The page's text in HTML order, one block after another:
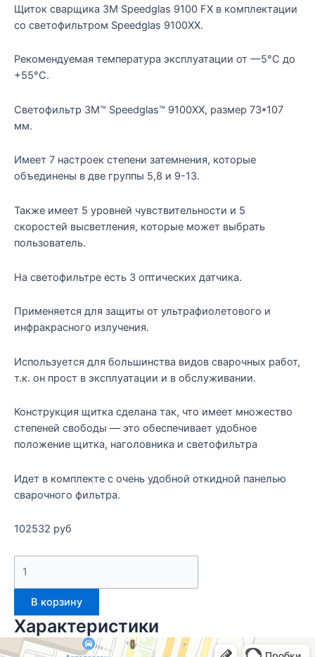
Щиток сварщика 3М Speedglas 9100 FX в комплектации
со светофильтром Speedglas 9100ХХ.
Рекомендуемая температура эксплуатации от —5°С до
+55°С.
Светофильтр 3M™ Speedglas™ 9100ХХ, размер 73*107
мм.
Имеет 7 настроек степени затемнения, которые
объединены в две группы 5,8 и 9-13.
Также имеет 5 уровней чувствительности и 5
скоростей высветления, которые может выбрать
пользователь.
На светофильтре есть 3 оптических датчика.
Применяется для защиты от ультрафиолетового и
инфракрасного излучения.
Используется для большинства видов сварочных работ,
т.к. он прост в эксплуатации и в обслуживании.
Конструкция щитка сделана так, что имеет множество
степеней свободы — это обеспечивает удобное
положение щитка, наголовника и светофильтра
Идет в комплекте с очень удобной откидной панелью
сварочного фильтра.
102532 руб
В корзину
Характеристики